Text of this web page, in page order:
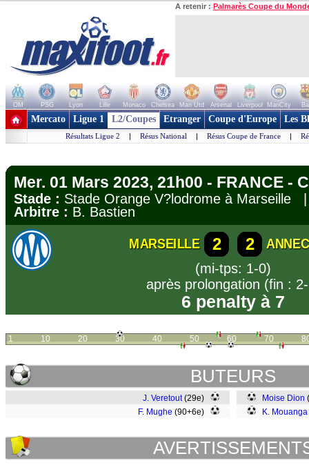
A retenir : Palmarès Coupe du
OM PSG Lyon Lille Monaco Chelsea Man Utd Arsenal Liverpool ManCity
+ de clubs
Mercato Ligue 1 L2/Coupes Etranger Coupe d'Europe Les
Résultats Ligue 2 | Résus National | Résus Coupe de France |
Mer. 01 Mars 2023, 21h00 - FRANCE -
Stade : Stade Orange V?lodrome à
Arbitre : B. Bastien
MARSEILLE 2 2
(mi-tps: 1-0)
après prolongation (fin :
6 penalty à 7
1 10 20 30 40 50 60 70
BUTEURS
J. Veretout(29e)
F. Mughe (90+6e)
Moise Dion
K. Mouanga